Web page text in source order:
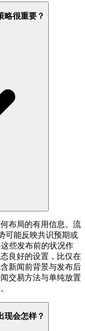
略很重要？
布局的有用信息。流
可能反映共识预期或
这些发布前的状况作
良好的设置，比仅在
新闻前背景与发布后
交易方法与单纯放置
现会怎样？